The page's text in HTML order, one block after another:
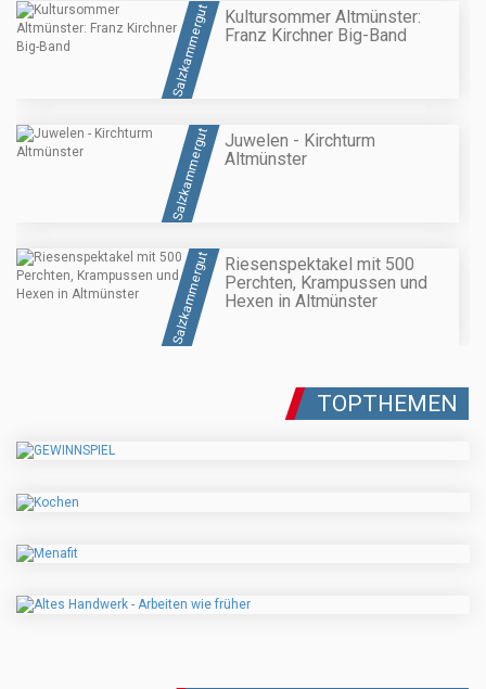
Salzkammergut
Kultursommer Altmünster:
Franz Kirchner Big-Band
Salzkammergut
Juwelen - Kirchturm
Altmünster
Salzkammergut
Riesenspektakel mit 500
Perchten, Krampussen und
Hexen in Altmünster
TOPTHEMEN